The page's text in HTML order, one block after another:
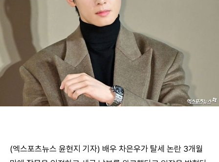
(엑스포츠뉴스 윤현지 기자) 배우 차은우가 탈세 논란 3개월